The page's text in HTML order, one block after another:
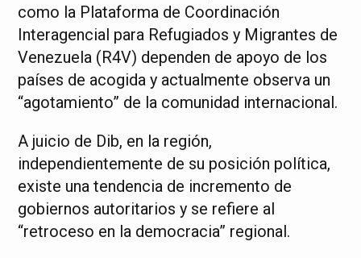
como la Plataforma de Coordinación
Interagencial para Refugiados y Migrantes de
Venezuela (R4V) dependen de apoyo de los
países de acogida y actualmente observa un
“agotamiento” de la comunidad internacional.
A juicio de Dib, en la región,
independientemente de su posición política,
existe una tendencia de incremento de
gobiernos autoritarios y se refiere al
“retroceso en la democracia” regional.